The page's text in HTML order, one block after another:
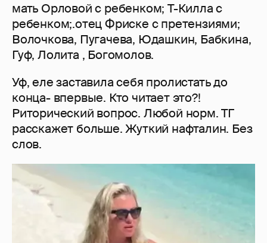
мать Орловой с ребенком; Т-Килла с
ребенком;.отец Фриске с претензиями;
Волочкова, Пугачева, Юдашкин, Бабкина,
Гуф, Лолита , Богомолов.
Уф, еле заставила себя пролистать до
конца- впервые. Кто читает это?!
Риторический вопрос. Любой норм. ТГ
расскажет больше. Жуткий нафталин. Без
слов.